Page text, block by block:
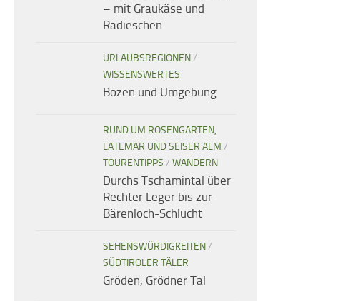
– mit Graukäse und
Radieschen
URLAUBSREGIONEN/
WISSENSWERTES
Bozen und Umgebung
RUND UM ROSENGARTEN,
LATEMAR UND SEISER ALM /
TOURENTIPPS / WANDERN
Durchs Tschamintal über
Rechter Leger bis zur
Bärenloch-Schlucht
SEHENSWÜRDIGKEITEN/
SÜDTIROLER TÄLER
Gröden, Grödner Tal